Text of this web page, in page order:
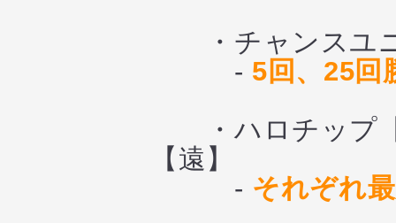
・チャンスユニ
- 5回、25回
・ハロチップ【
【遠】
- それぞれ